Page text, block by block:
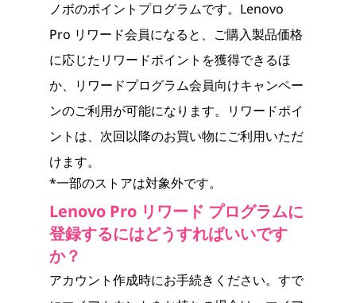
ノボのポイントプログラムです。Lenovo
Pro リワード会員になると、ご購入製品価格
に応じたリワードポイントを獲得できるほ
か、リワードプログラム会員向けキャンペー
ンのご利用が可能になります。リワードポイ
ントは、次回以降のお買い物にご利用いただ
けます。
*一部のストアは対象外です。
Lenovo Pro リワード プログラムに
登録するにはどうすればいいです
か？
アカウント作成時にお手続きください。すで